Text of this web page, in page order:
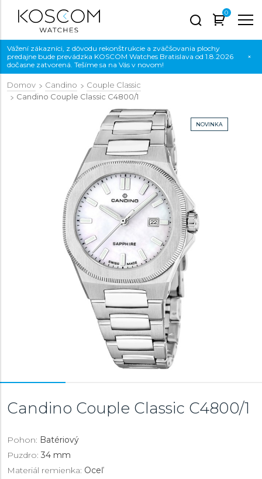
0
Vážení zákazníci, z dôvodu rekonštrukcie a zväčšovania plochy
predajne bude prevádzka KOSCOM Watches Bratislava od 1.8.2026
dočasne zatvorená. Tešíme sa na Vás v novom!
×
Domov Candino
Couple Classic
Candino Couple Classic C4800/1
NOVINKA
Candino Couple Classic C4800/1
Pohon: Batériový
Puzdro: 34 mm
Materiál remienka: Oceľ